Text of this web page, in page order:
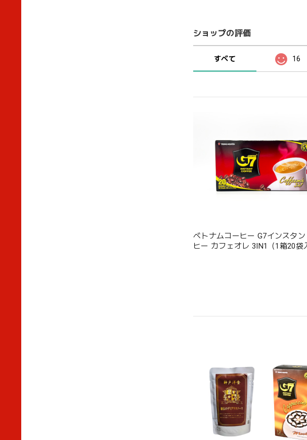
ショップの評価
すべて 16
ベトナムコーヒー G7インスタ
ヒー カフェオレ 3IN1（1箱20袋